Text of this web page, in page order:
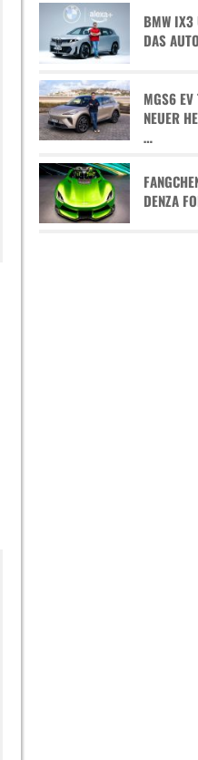
BMW IX3
DAS
MGS6 EV
NEUER
…
DENZA